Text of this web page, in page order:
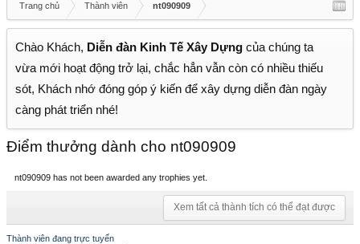
Trang chủ Thành viên nt090909
Chào Khách, Diễn đàn Kinh Tế Xây Dựng của chúng ta
vừa mới hoạt động trở lại, chắc hẳn vẫn còn có nhiều thiếu
sót, Khách nhớ đóng góp ý kiến để xây dựng diễn đàn ngày
càng phát triển nhé!
Điểm thưởng dành cho nt090909
nt090909 has not been awarded any trophies yet.
Xem tất cả thành tích có thể đạt được
Thành viên đang trực tuyến